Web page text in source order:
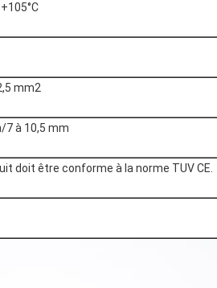
mm2
7 à 10,5 mm
doit être conforme à la norme TUV CE.